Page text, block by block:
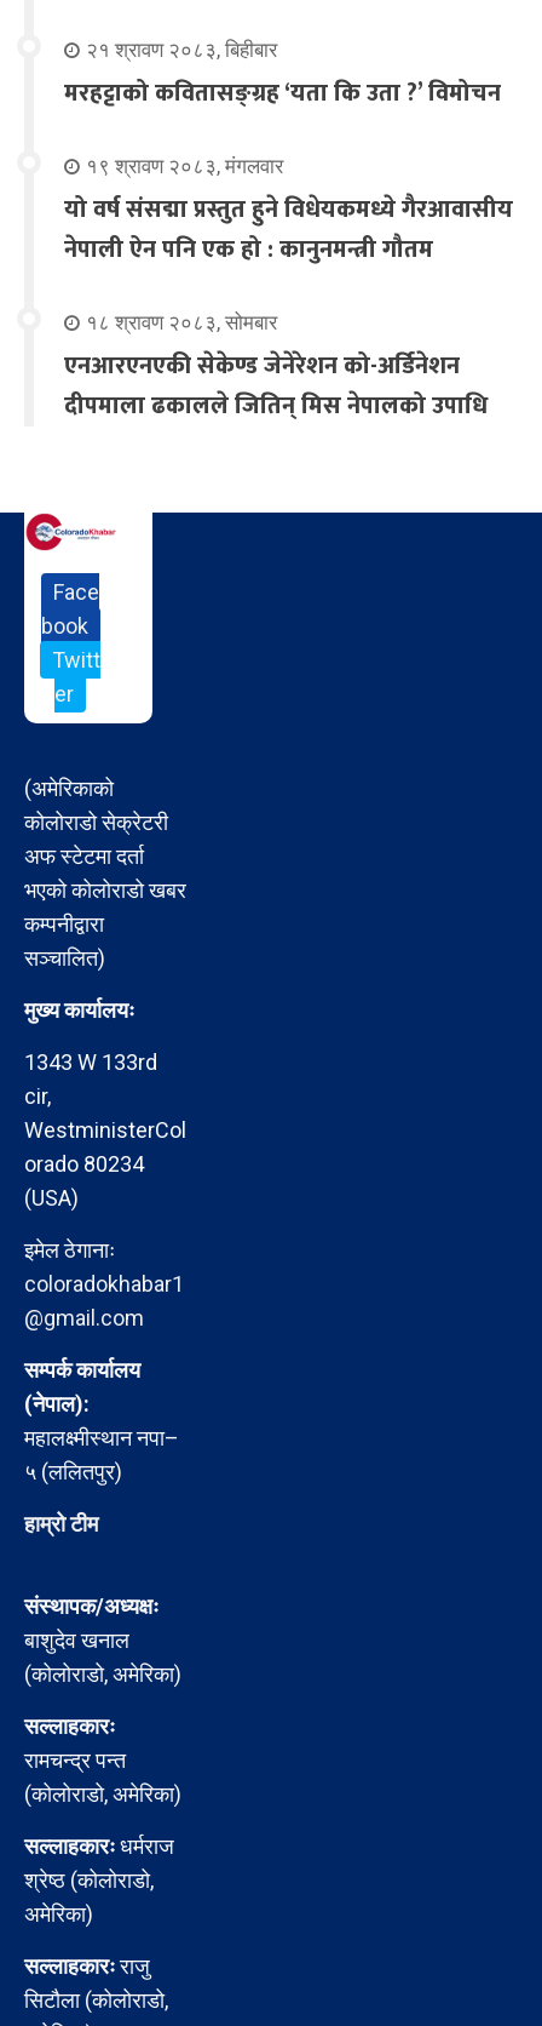
२१ श्रावण २०८३, बिहीबार
मरहट्टाको कवितासङ्ग्रह ‘यता कि उता ?’ विमोचन
१९ श्रावण २०८३, मंगलवार
यो वर्ष संसद्मा प्रस्तुत हुने विधेयकमध्ये गैरआवासीय
नेपाली ऐन पनि एक हो : कानुनमन्त्री गौतम
१८ श्रावण २०८३, सोमबार
एनआरएनएकी सेकेण्ड जेनेरेशन को-अर्डिनेशन
दीपमाला ढकालले जितिन् मिस नेपालको उपाधि
Face
book
Twitt
er
(अमेरिकाको
कोलोराडो सेक्रेटरी
अफ स्टेटमा दर्ता
भएको कोलोराडो खबर
कम्पनीद्वारा
सञ्चालित)
मुख्य कार्यालयः
1343 W 133rd
cir,
WestministerCol
orado 80234
(USA)
इमेल ठेगानाः
coloradokhabar1
@gmail.com
सम्पर्क कार्यालय
(नेपाल):
महालक्ष्मीस्थान नपा–
५ (ललितपुर)
हाम्रो टीम
संस्थापक/अध्यक्षः
बाशुदेव खनाल
(कोलोराडो, अमेरिका)
सल्लाहकारः
रामचन्द्र पन्त
(कोलोराडो, अमेरिका)
सल्लाहकारःधर्मराज
श्रेष्ठ (कोलोराडो,
अमेरिका)
सल्लाहकारःराजु
सिटौला (कोलोराडो,